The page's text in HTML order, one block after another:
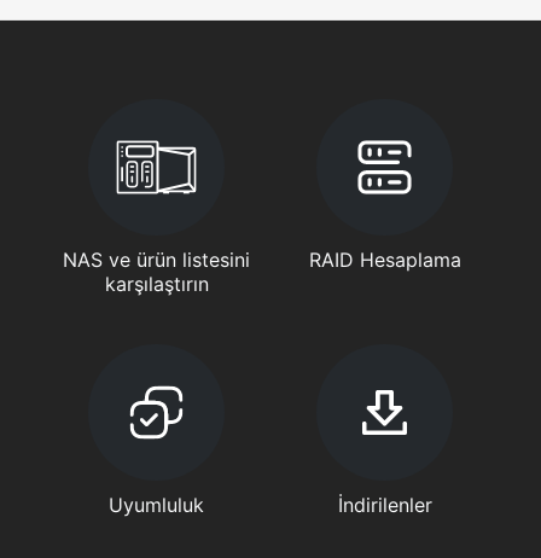
NAS ve ürün listesini
karşılaştırın
RAID Hesaplama
Uyumluluk İndirilenler